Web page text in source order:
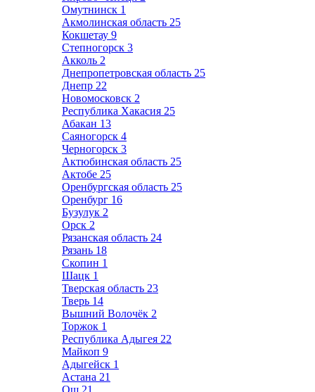
Омутнинск 1
Акмолинская область 25
Кокшетау 9
Степногорск 3
Акколь 2
Днепропетровская область 25
Днепр 22
Новомосковск 2
Республика Хакасия 25
Абакан 13
Саяногорск 4
Черногорск 3
Актюбинская область 25
Актобе 25
Оренбургская область 25
Оренбург 16
Бузулук 2
Орск 2
Рязанская область 24
Рязань 18
Скопин 1
Шацк 1
Тверская область 23
Тверь 14
Вышний Волочёк 2
Торжок 1
Республика Адыгея 22
Майкоп 9
Адыгейск 1
Астана 21
Ош 21